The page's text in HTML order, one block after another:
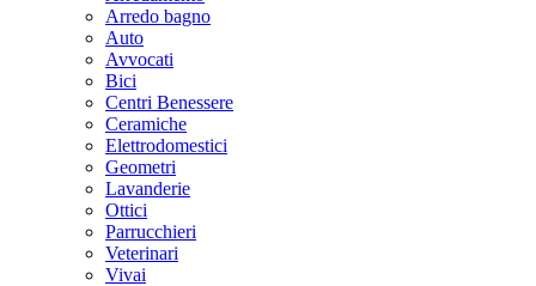
Arredo bagno
Auto
Avvocati
Bici
Centri Benessere
Ceramiche
Elettrodomestici
Geometri
Lavanderie
Ottici
Parrucchieri
Veterinari
Vivai